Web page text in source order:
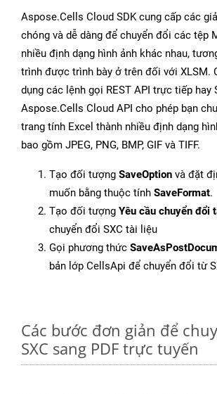
Aspose.Cells Cloud SDK cung cấp các
chóng và dễ dàng để chuyển đổi các tệp
nhiều định dạng hình ảnh khác nhau,
trình được trình bày ở trên đối với XLSM.
dụng các lệnh gọi REST API trực tiếp hay
Aspose.Cells Cloud API cho phép bạn
trang tính Excel thành nhiều định dạng
bao gồm JPEG, PNG, BMP, GIF và TIFF.
Tạo đối tượng SaveOption và đặt
muốn bằng thuộc tính SaveFormat.
Tạo đối tượng Yêu cầu chuyển đổi
chuyển đổi SXC tài liệu
Gọi phương thức
bản lớp CellsApi để chuyển đổi từ
Các bước đơn giản để
SXC sang PDF trực tuyến